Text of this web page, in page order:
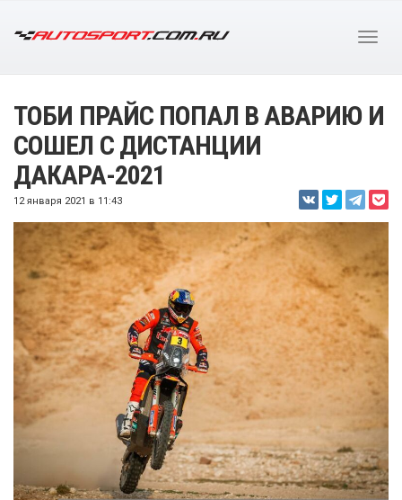
ТОБИ ПРАЙС ПОПАЛ В АВАРИЮ И
СОШЕЛ С ДИСТАНЦИИ
ДАКАРА-2021
12 января 2021 в 11:43